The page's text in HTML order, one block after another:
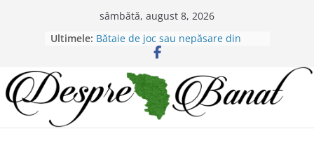
sâmbătă, august 8, 2026
Ultimele: Bătaie de joc sau nepăsare din
partea administraţiei judeţene?
în Timișoara
Alex Murgoi, un glas al lumii
satului bănățean !
20 de trăiri, 20 de visuri cu